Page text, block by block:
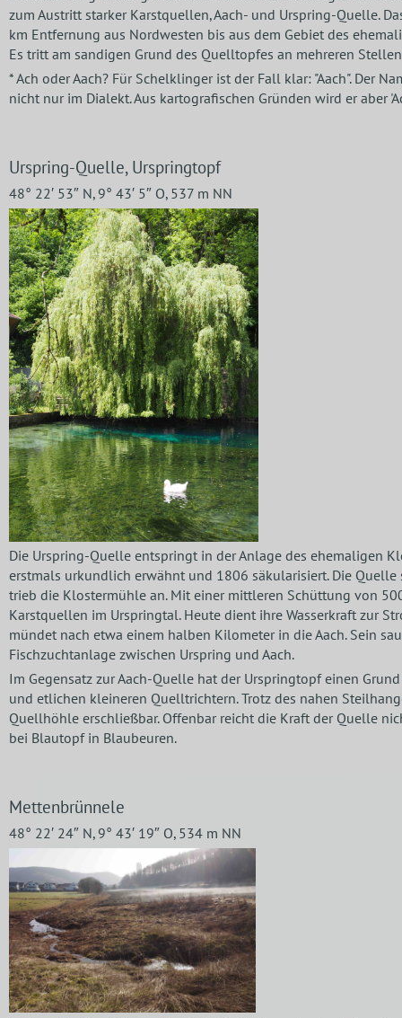
zum Austritt starker Karstquellen, Aach- und Urspring-Quelle.
km Entfernung aus Nordwesten bis aus dem Gebiet des
Es tritt am sandigen Grund des Quelltopfes an mehreren
* Ach oder Aach? Für Schelklinger ist der Fall klar: "Aach". Der
nicht nur im Dialekt. Aus kartografischen Gründen wird er aber
Urspring-Quelle, Urspringtopf
48° 22′ 53″ N, 9° 43′ 5″ O, 537 m NN
Die Urspring-Quelle entspringt in der Anlage des ehemaligen
erstmals urkundlich erwähnt und 1806 säkularisiert. Die
trieb die Klostermühle an. Mit einer mittleren Schüttung von
Karstquellen im Urspringtal. Heute dient ihre Wasserkraft zur
mündet nach etwa einem halben Kilometer in die Aach. Sein
Fischzuchtanlage zwischen Urspring und Aach.
Im Gegensatz zur Aach-Quelle hat der Urspringtopf einen
und etlichen kleineren Quelltrichtern. Trotz des nahen
Quellhöhle erschließbar. Offenbar reicht die Kraft der Quelle
bei Blautopf in Blaubeuren.
Mettenbrünnele
48° 22′ 24″ N, 9° 43′ 19″ O, 534 m NN